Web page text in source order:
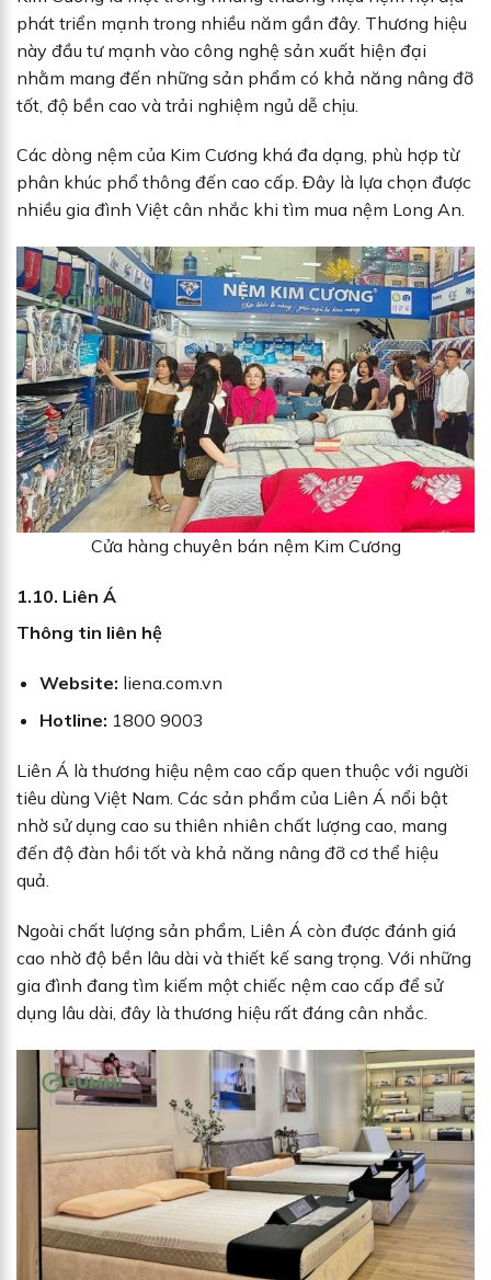
phát triển mạnh trong nhiều năm gần đây. Thương hiệu
này đầu tư mạnh vào công nghệ sản xuất hiện đại
nhằm mang đến những sản phẩm có khả năng nâng đỡ
tốt, độ bền cao và trải nghiệm ngủ dễ chịu.
Các dòng nệm của Kim Cương khá đa dạng, phù hợp từ
phân khúc phổ thông đến cao cấp. Đây là lựa chọn được
nhiều gia đình Việt cân nhắc khi tìm mua nệm Long An.
Cửa hàng chuyên bán nệm Kim Cương
1.10. Liên Á
Thông tin liên hệ
Website: liena.com.vn
Hotline: 1800 9003
Liên Á là thương hiệu nệm cao cấp quen thuộc với người
tiêu dùng Việt Nam. Các sản phẩm của Liên Á nổi bật
nhờ sử dụng cao su thiên nhiên chất lượng cao, mang
đến độ đàn hồi tốt và khả năng nâng đỡ cơ thể hiệu
quả.
Ngoài chất lượng sản phẩm, Liên Á còn được đánh giá
cao nhờ độ bền lâu dài và thiết kế sang trọng. Với những
gia đình đang tìm kiếm một chiếc nệm cao cấp để sử
dụng lâu dài, đây là thương hiệu rất đáng cân nhắc.